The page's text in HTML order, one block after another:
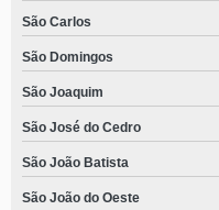
São Carlos
São Domingos
São Joaquim
São José do Cedro
São João Batista
São João do Oeste